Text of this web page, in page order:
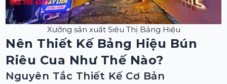
Xưởng sản xuất Siêu Thị Bảng Hiệu
Nên Thiết Kế Bảng Hiệu Bún
Riêu Cua Như Thế Nào?
Nguyên Tắc Thiết Kế Cơ Bản